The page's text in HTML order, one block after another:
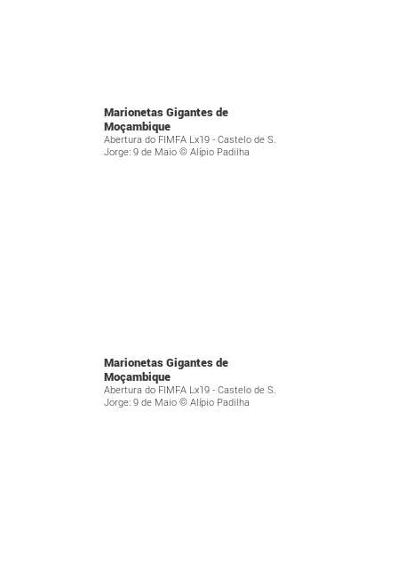
Marionetas Gigantes de
Moçambique
Abertura do FIMFA Lx19 - Castelo de S.
Jorge: 9 de Maio © Alípio Padilha
Marionetas Gigantes de
Moçambique
Abertura do FIMFA Lx19 - Castelo de S.
Jorge: 9 de Maio © Alípio Padilha